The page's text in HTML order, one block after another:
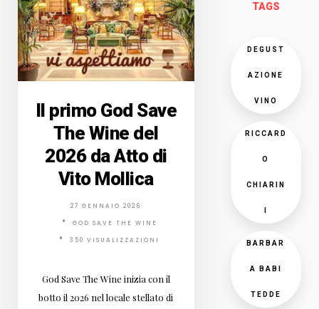
Il primo God Save
The Wine del
2026 da Atto di
Vito Mollica
27 GENNAIO 2026
GOD SAVE THE WINE
350 VISUALIZZAZIONI
God Save The Wine inizia con il
botto il 2026 nel locale stellato di
TAGS
DEGUST
AZIONE
VINO
RICCARD
O
CHIARIN
BARBAR
A BABI
TEDDE